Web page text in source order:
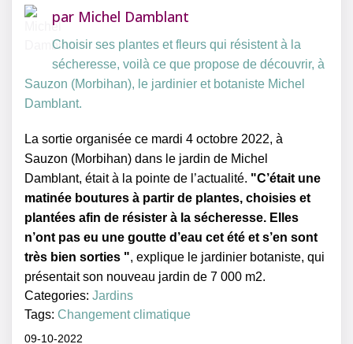
par Michel Damblant
Choisir ses plantes et fleurs qui résistent à la
sécheresse, voilà ce que propose de découvrir, à
Sauzon (Morbihan), le jardinier et botaniste Michel
Damblant.
La sortie organisée ce mardi 4 octobre 2022, à
Sauzon (Morbihan) dans le jardin de Michel
Damblant, était à la pointe de l’actualité. "C’était une
matinée boutures à partir de plantes, choisies et
plantées afin de résister à la sécheresse. Elles
n’ont pas eu une goutte d’eau cet été et s’en sont
très bien sorties ", explique le jardinier botaniste, qui
présentait son nouveau jardin de 7 000 m2.
Categories:Jardins
Tags:Changement climatique
09-10-2022